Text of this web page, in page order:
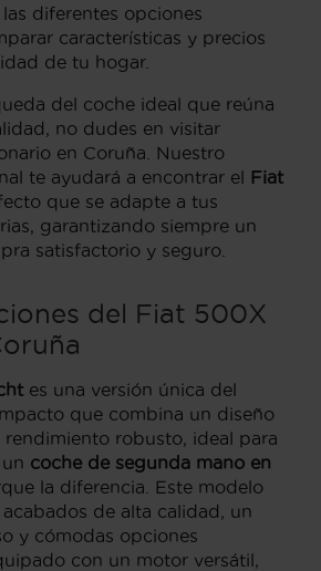
diferentes opciones
características y precios
de tu hogar.
del coche ideal que reúna
no dudes en visitar
en Coruña. Nuestro
te ayudará a encontrar el Fiat
que se adapte a tus
garantizando siempre un
satisfactorio y seguro.
del Fiat 500X
es una versión única del
que combina un diseño
rendimiento robusto, ideal para
coche de segunda mano en
la diferencia. Este modelo
de alta calidad, un
y cómodas opciones
con un motor versátil,